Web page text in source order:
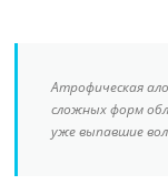
Атрофическая
сложных форм
уже выпавшие